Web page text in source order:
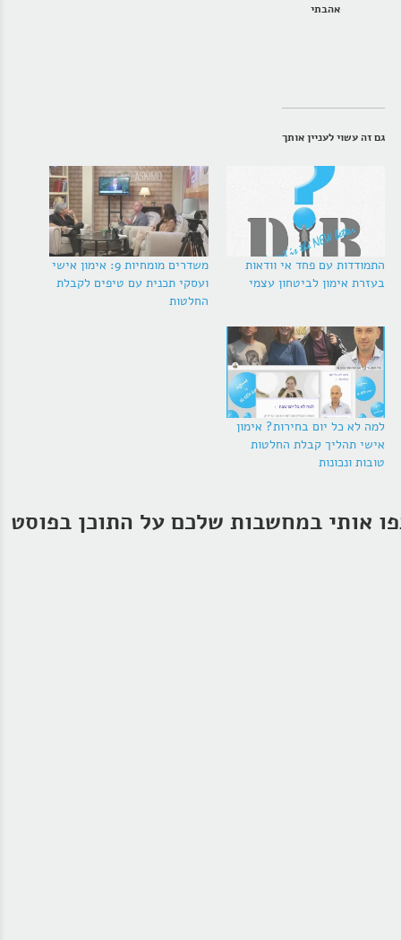
אהבתי
גם זה עשוי לעניין אותך
התמודדות עם פחד אי וודאות
בעזרת אימון לביטחון עצמי
משדרים מומחיות 9: אימון אישי
ועסקי תכנית עם טיפים לקבלת
החלטות
למה לא כל יום בחירות? אימון
אישי תהליך קבלת החלטות
טובות ונכונות
אותי במחשבות שלכם על התוכן בפוסט